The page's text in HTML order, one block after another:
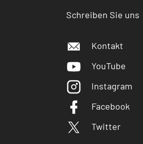
Schreiben Sie uns
Kontakt
YouTube
Instagram
Facebook
Twitter